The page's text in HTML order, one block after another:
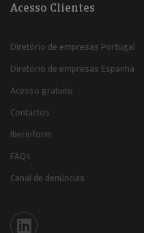
Acesso Clientes
Diretório de empresas Portugal
Diretório de empresas Espanha
Acesso gratuito
Contactos
Iberinform
FAQs
Canal de denúncias